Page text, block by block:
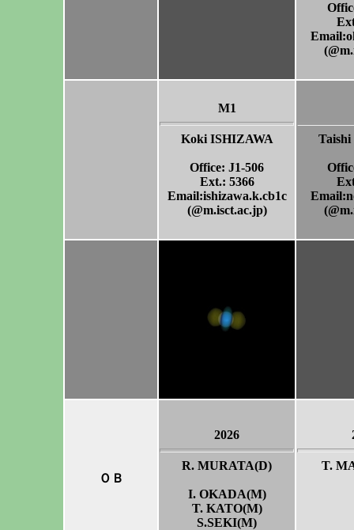
M1
Koki ISHIZAWA
Office: J1-506
Ext.: 5366
Email:ishizawa.k.cb1c
(@m.isct.ac.jp)
ＯＢ
2026
R. MURATA(D)
I. OKADA(M)
T. KATO(M)
S.SEKI(M)
T.